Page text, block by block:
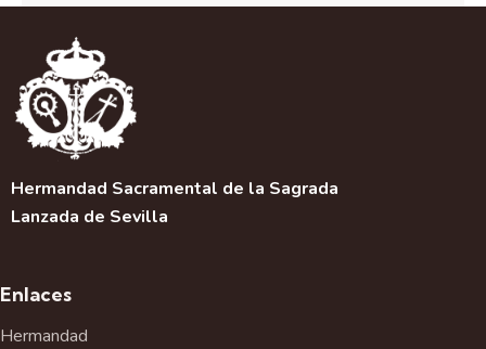
Hermandad Sacramental de la Sagrada
Lanzada de Sevilla
Enlaces
Hermandad